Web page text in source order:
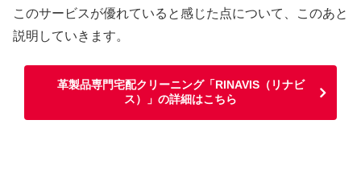
このサービスが優れていると感じた点について、このあと
説明していきます。
革製品専門宅配クリーニング「RINAVIS（リナビ
ス）」の詳細はこちら